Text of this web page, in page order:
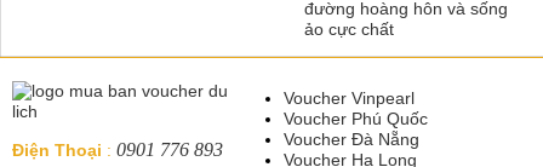
đường hoàng hôn và sống
ảo cực chất
Điện Thoại : 0901 776 893
Voucher Vinpearl
Voucher Phú Quốc
Voucher Đà Nẵng
Voucher Hạ Long